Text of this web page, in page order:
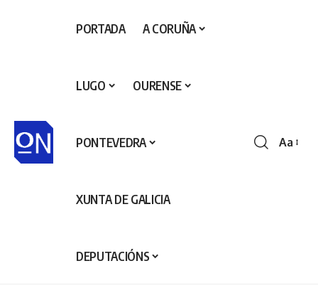
PORTADA A CORUÑA
LUGO OURENSE
PONTEVEDRA
XUNTA DE GALICIA
DEPUTACIÓNS
Aa